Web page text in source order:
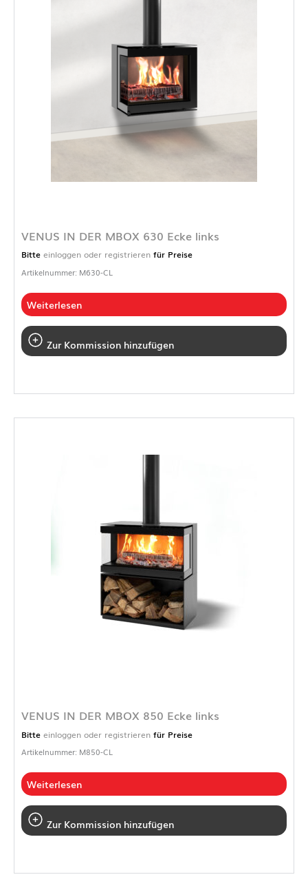
VENUS IN DER MBOX 630 Ecke links
Bitte einloggen oder registrieren für Preise
Artikelnummer: M630-CL
Weiterlesen
Zur Kommission hinzufügen
VENUS IN DER MBOX 850 Ecke links
Bitte einloggen oder registrieren für Preise
Artikelnummer: M850-CL
Weiterlesen
Zur Kommission hinzufügen